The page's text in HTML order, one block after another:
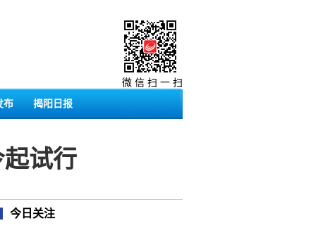
微 信 扫 一 扫
布 揭阳日报
试行